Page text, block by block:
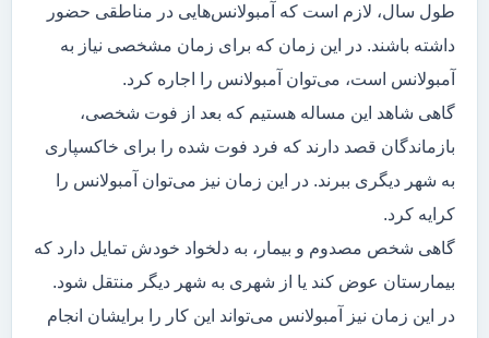
طول سال، لازم است که آمبولانس‌هایی در مناطقی حضور
داشته باشند. در این زمان که برای زمان مشخصی نیاز به
آمبولانس است، می‌توان آمبولانس را اجاره کرد.
گاهی شاهد این مساله هستیم که بعد از فوت شخصی،
بازماندگان قصد دارند که فرد فوت شده را برای خاکسپاری
به شهر دیگری ببرند. در این زمان نیز می‌توان آمبولانس را
کرایه کرد.
گاهی شخص مصدوم و بیمار، به دلخواد خودش تمایل دارد که
بیمارستان عوض کند یا از شهری به شهر دیگر منتقل شود.
در این زمان نیز آمبولانس می‌تواند این کار را برایشان انجام